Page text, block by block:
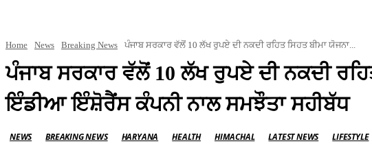
Home News Breaking News ਪੰਜਾਬ ਸਰਕਾਰ ਵੱਲੋਂ 10 ਲੱਖ ਰੁਪਏ ਦੀ ਨਕਦੀ ਰਹਿਤ ਸਿਹਤ ਬੀਮਾ ਯੋਜਨਾ...
ਪੰਜਾਬ ਸਰਕਾਰ ਵੱਲੋਂ 10 ਲੱਖ ਰੁਪਏ ਦੀ ਨਕਦੀ
ਇੰਡੀਆ ਇੰਸ਼ੋਰੈਂਸ ਕੰਪਨੀ ਨਾਲ ਸਮਝੌਤਾ ਸਹੀਬੱਧ
NEWS BREAKING NEWS HARYANA HEALTH HIMACHAL LATEST NEWS LIFESTYLE